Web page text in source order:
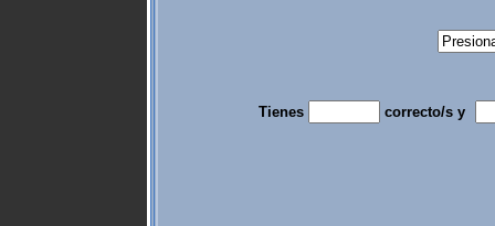
Tienes correcto/s y